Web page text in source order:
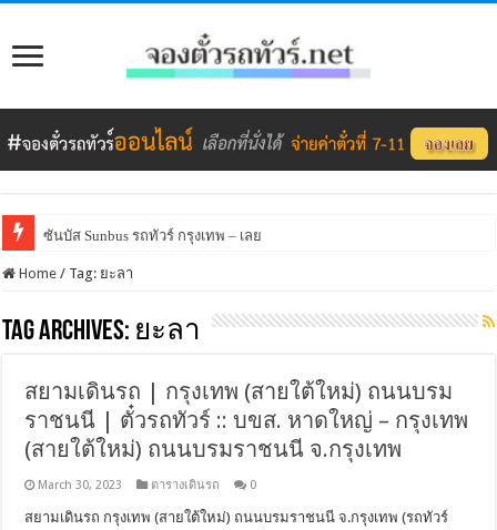
ซันบัส Sunbus รถทัวร์ กรุงเทพ – เลย
Home / Tag: ยะลา
Tag Archives: ยะลา
สยามเดินรถ | กรุงเทพ (สายใต้ใหม่) ถนนบรม
ราชนนี | ตั๋วรถทัวร์ :: บขส. หาดใหญ่ – กรุงเทพ
(สายใต้ใหม่) ถนนบรมราชนนี จ.กรุงเทพ
March 30, 2023 ตารางเดินรถ 0
สยามเดินรถ กรุงเทพ (สายใต้ใหม่) ถนนบรมราชนนี จ.กรุงเทพ (รถทัวร์